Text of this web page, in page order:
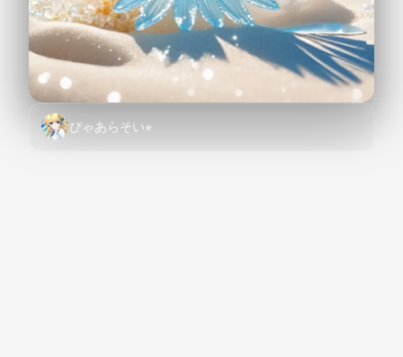
ぴゃあらそい⭐︎